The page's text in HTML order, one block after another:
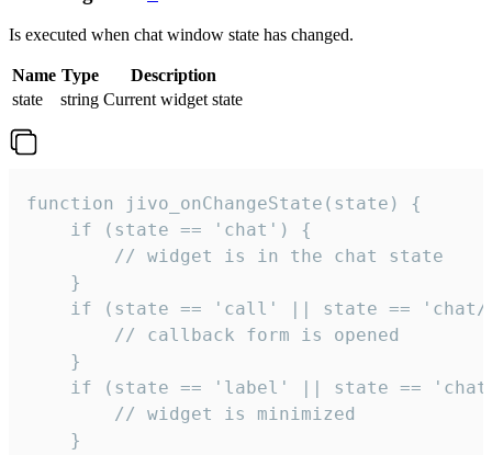
Is executed when chat window state has changed.
Name Type
Description
state
string Current widget state
function jivo_onChangeState(state) {
    if (state == 'chat') {
        // widget is in the chat state
    }
if (state == 'call' || state ==
        // callback form is opened
    }
if (state == 'label' || state ==
        // widget is minimized
    }